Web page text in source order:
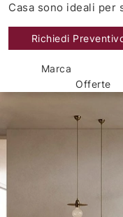
Casa sono ideali per
Richiedi
Marca
Offerte